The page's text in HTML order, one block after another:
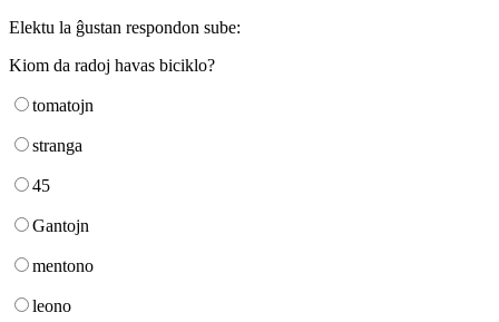
Elektu la ĝustan respondon sube:
Kiom da radoj havas biciklo?
tomatojn
stranga
45
Gantojn
mentono
leono